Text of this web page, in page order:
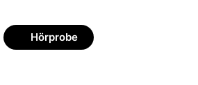
Hörprobe